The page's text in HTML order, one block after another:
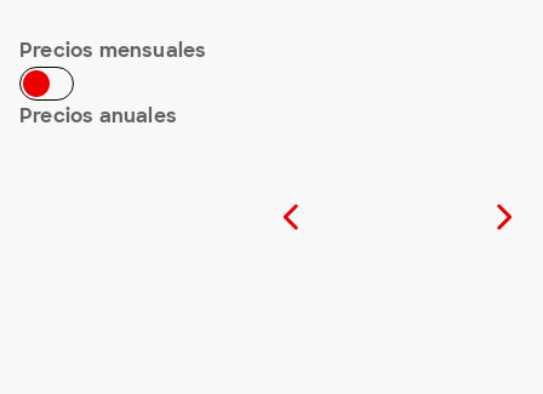
Precios mensuales
Precios anuales